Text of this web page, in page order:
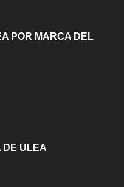
POR MARCA DEL
DE ULEA